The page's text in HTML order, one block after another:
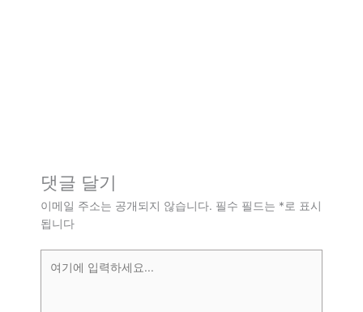
댓글 달기
이메일 주소는 공개되지 않습니다. 필수 필드는 *로 표시
됩니다